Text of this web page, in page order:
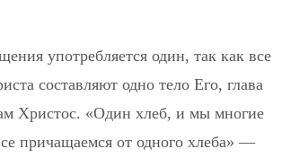
употребляется один, так как все
составляют одно тело Его, глава
Христос. «Один хлеб, и мы многие
причащаемся от одного хлеба» —